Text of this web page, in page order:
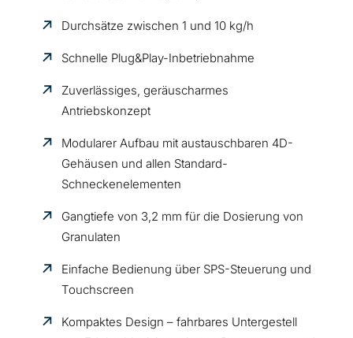
Durchsätze zwischen 1 und 10 kg/h
Schnelle Plug&Play-Inbetriebnahme
Zuverlässiges, geräuscharmes
Antriebskonzept
Modularer Aufbau mit austauschbaren 4D-
Gehäusen und allen Standard-
Schneckenelementen
Gangtiefe von 3,2 mm für die Dosierung von
Granulaten
Einfache Bedienung über SPS-Steuerung und
Touchscreen
Kompaktes Design – fahrbares Untergestell